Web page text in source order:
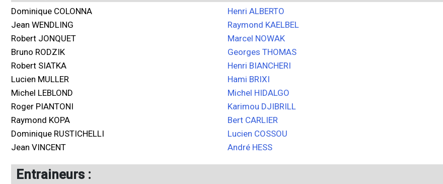
Dominique COLONNA
Jean WENDLING
Robert JONQUET
Bruno RODZIK
Robert SIATKA
Lucien MULLER
Michel LEBLOND
Roger PIANTONI
Raymond KOPA
Dominique RUSTICHELLI
Jean VINCENT
Henri ALBERTO
Raymond KAELBEL
Marcel NOWAK
Georges THOMAS
Henri BIANCHERI
Hami BRIXI
Michel HIDALGO
Karimou DJIBRILL
Bert CARLIER
Lucien COSSOU
André HESS
Entraineurs :